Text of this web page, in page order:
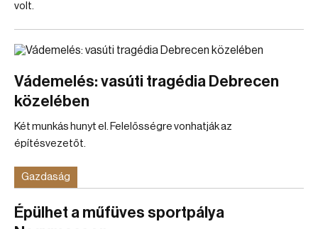
volt.
Vádemelés: vasúti tragédia Debrecen
közelében
Két munkás hunyt el. Felelősségre vonhatják az
építésvezetőt.
Gazdaság
Épülhet a műfüves sportpálya